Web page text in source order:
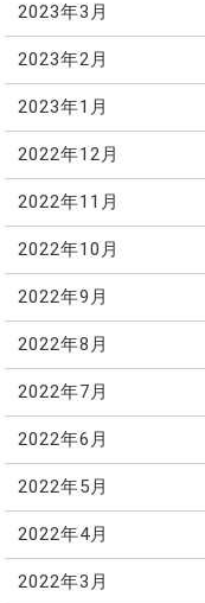
2023年3月
2023年2月
2023年1月
2022年12月
2022年11月
2022年10月
2022年9月
2022年8月
2022年7月
2022年6月
2022年5月
2022年4月
2022年3月